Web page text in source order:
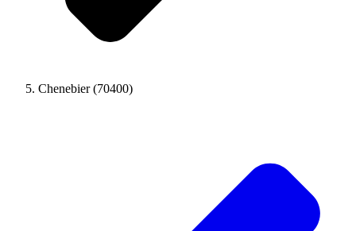
Chenebier (70400)